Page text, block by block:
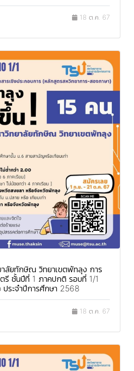
18 ต.ค. 67
าลัยทักษิณ วิทยาเขตพัทลุง การ
ชั้นปีที่ 1 ภาคปกติ รอบที่ 1/1
ระจำปีการศึกษา 2568
18 ต.ค. 67